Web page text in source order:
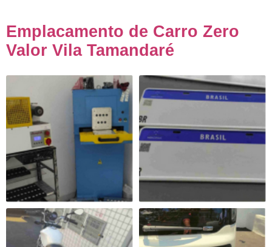
Emplacamento de Carro Zero
Valor Vila Tamandaré